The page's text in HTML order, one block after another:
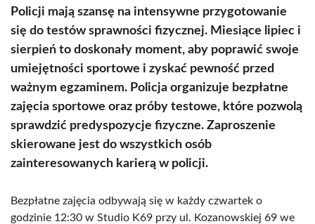
Policji mają szansę na intensywne przygotowanie
się do testów sprawności fizycznej. Miesiące lipiec i
sierpień to doskonały moment, aby poprawić swoje
umiejętności sportowe i zyskać pewność przed
ważnym egzaminem. Policja organizuje bezpłatne
zajęcia sportowe oraz próby testowe, które pozwolą
sprawdzić predyspozycje fizyczne. Zaproszenie
skierowane jest do wszystkich osób
zainteresowanych karierą w policji.
Bezpłatne zajęcia odbywają się w każdy czwartek o
godzinie 12:30 w Studio K69 przy ul. Kozanowskiej 69 we